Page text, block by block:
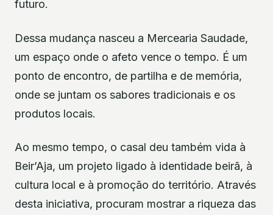
futuro.
Dessa mudança nasceu a Mercearia Saudade,
um espaço onde o afeto vence o tempo. É um
ponto de encontro, de partilha e de memória,
onde se juntam os sabores tradicionais e os
produtos locais.
Ao mesmo tempo, o casal deu também vida à
Beir’Aja, um projeto ligado à identidade beirã, à
cultura local e à promoção do território. Através
desta iniciativa, procuram mostrar a riqueza das